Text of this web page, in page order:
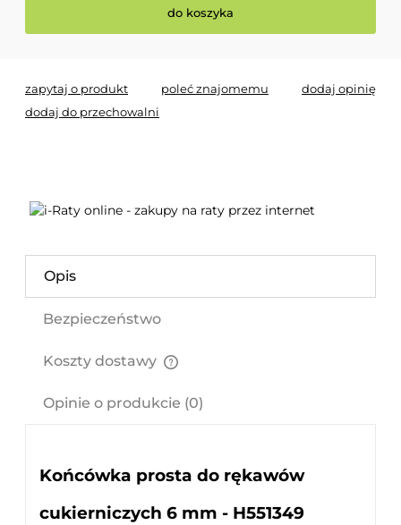
do koszyka
zapytaj o produkt poleć znajomemu
dodaj opinię
dodaj do przechowalni
Opis
Bezpieczeństwo
Koszty dostawy
Opinie o produkcie (0)
Końcówka prosta do rękawów
cukierniczych 6 mm - H551349